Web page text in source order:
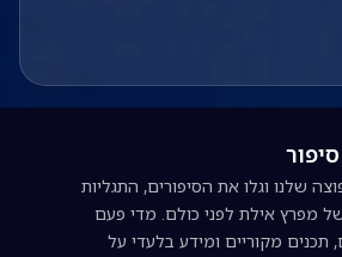
שלנו וגלו את הסיפורים, התגליות
מפרץ אילת לפני כולם. מדי פעם
תכנים מקוריים ומידע בלעדי על